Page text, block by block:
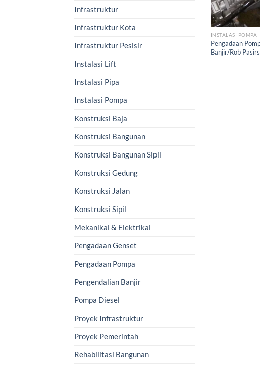
Infrastruktur
Infrastruktur Kota
Infrastruktur Pesisir
Instalasi Lift
Instalasi Pipa
Instalasi Pompa
Konstruksi Baja
Konstruksi Bangunan
Konstruksi Bangunan Sipil
Konstruksi Gedung
Konstruksi Jalan
Konstruksi Sipil
Mekanikal & Elektrikal
Pengadaan Genset
Pengadaan Pompa
Pengendalian Banjir
Pompa Diesel
Proyek Infrastruktur
Proyek Pemerintah
Rehabilitasi Bangunan
INSTALASI POMPA
Pengadaan
Banjir/Rob